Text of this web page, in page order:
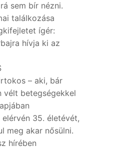
sem bír nézni.
találkozása
ígér:
hívja ki az
– aki, bár
vélt betegségekkel
elérvén 35. életévét,
meg akar nősülni.
hírében